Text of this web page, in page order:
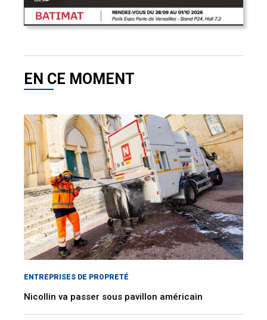
EN CE MOMENT
ENTREPRISES DE PROPRETÉ
Nicollin va passer sous pavillon américain